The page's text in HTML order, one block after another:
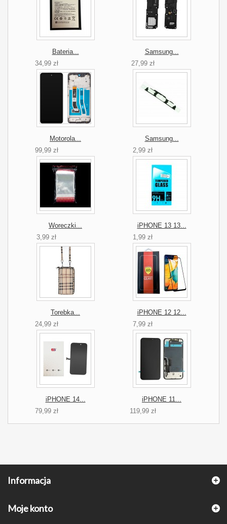
Bateria...
34,99 zł
Samsung...
27,99 zł
Motorola...
99,99 zł
Samsung...
2,99 zł
Woreczki...
3,99 zł
iPHONE 13 13...
1,99 zł
Torebka...
24,99 zł
iPHONE 12 12...
7,99 zł
iPHONE 14...
79,99 zł
iPHONE 11...
119,99 zł
Informacja
Moje konto